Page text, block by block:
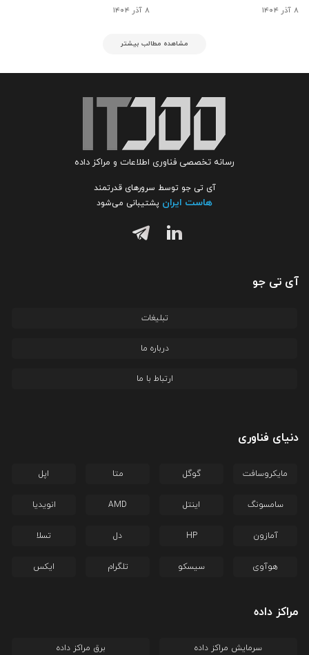
۸ آذر ۱۴۰۴ ۸ آذر ۱۴۰۴
مشاهده مطالب بیشتر
رسانه تخصصی فناوری اطلاعات و مراکز داده
آی تی جو توسط سرورهای قدرتمند
هاست ایران پشتیبانی می‌شود
آی تی جو
تبلیغات
درباره ما
ارتباط با ما
دنیای فناوری
مایکروسافت گوگل متا اپل
سامسونگ اینتل AMD انویدیا
آمازون HP دل تسلا
هوآوی سیسکو تلگرام ایکس
مراکز داده
سرمایش مراکز داده برق مراکز داده